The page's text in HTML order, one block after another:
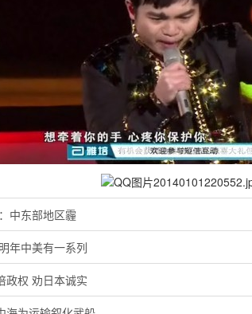
中东部地区霾
年中美有一系列
政权 劝日本诚实